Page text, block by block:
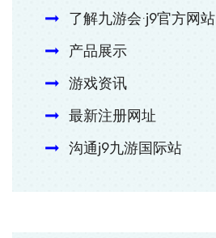
了解九游会·j9官方网站
产品展示
游戏资讯
最新注册网址
沟通j9九游国际站